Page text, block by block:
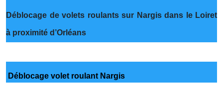
Déblocage de volets roulants sur Nargis dans le Loiret
à proximité d’Orléans
Déblocage volet roulant Nargis